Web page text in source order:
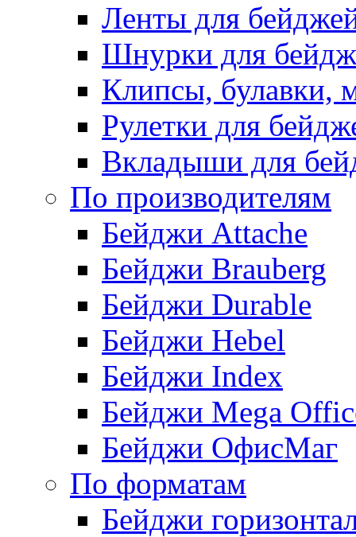
Ленты для
Шнурки для
Клипсы, булавки,
Рулетки для
Вкладыши для
По производителям
Бейджи Attache
Бейджи Brauberg
Бейджи Durable
Бейджи Hebel
Бейджи Index
Бейджи Mega
Бейджи ОфисМаг
По форматам
Бейджи